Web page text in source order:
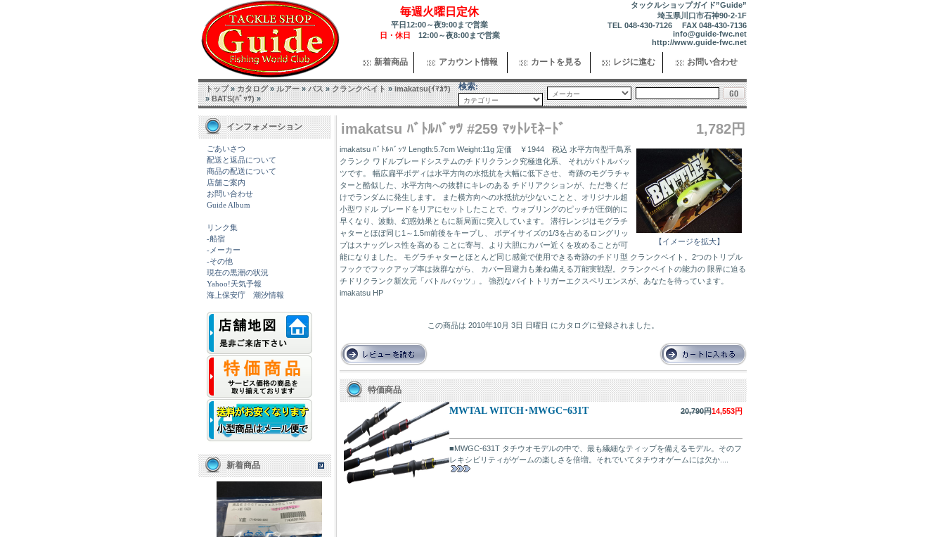
毎週火曜日定休
平日12:00～夜9:00まで営業
日・休日 12:00～夜8:00まで営業
タックルショップガイド”Guide”
埼玉県川口市石神90-2-1F
TEL 048-430-7126 FAX 048-430-7136
info@guide-fwc.net
http://www.guide-fwc.net
新着商品 アカウント情報 カートを見る レジに進む お問い合わせ
トップ»カタログ»ルアー»バス»クランクベイト»imakatsu(ｲﾏｶﾂ)
»BATS(ﾊﾞｯﾂ)»
検索:
インフォメーション
ごあいさつ
配送と返品について
商品の配送について
店舗ご案内
お問い合わせ
Guide Album
リンク集
-船宿
-メーカー
-その他
現在の黒潮の状況
Yahoo!天気予報
海上保安庁 潮汐情報
新着商品
imakatsu ﾊﾞﾄﾙﾊﾞｯﾂ #259 ﾏｯﾄﾚﾓﾈｰﾄﾞ 1,782円
【イメージを拡大】
imakatsu ﾊﾞﾄﾙﾊﾞｯﾂ Length:5.7cm Weight:11g 定価 ￥1944 税込 水平方向型千鳥系
クランク ワドルブレードシステムのチドリクランク究極進化系、 それがバトルバッ
ツです。 幅広扁平ボディは水平方向の水抵抗を大幅に低下させ、 奇跡のモグラチャ
ターと酷似した、水平方向への抜群にキレのある チドリアクションが、ただ巻くだ
けでランダムに発生します。 また横方向への水抵抗が少ないことと、オリジナル超
小型ワドル ブレードをリアにセットしたことで、ウォブリングのピッチが圧倒的に
早くなり、波動、幻惑効果ともに新局面に突入しています。 潜行レンジはモグラチ
ャターとほぼ同じ1～1.5m前後をキープし、 ボデイサイズの1/3を占めるロングリッ
プはスナッグレス性を高める ことに寄与、より大胆にカバー近くを攻めることが可
能になりました。 モグラチャターとほとんど同じ感覚で使用できる奇跡のチドリ型 クランクベイト。2つのトリプル
フックでフックアップ率は抜群ながら、 カバー回避力も兼ね備える万能実戦型。クランクベイトの能力の 限界に迫る
チドリクランク新次元「バトルバッツ」。 強烈なバイトトリガーエクスペリエンスが、あなたを待っています。
imakatsu HP
この商品は 2010年10月 3日 日曜日 にカタログに登録されました。
特価商品
MWTAL WITCH･MWGCｰ631T 20,790円14,553円
■MWGC-631T タチウオモデルの中で、最も繊細なティップを備えるモデル。そのフ
レキシビリティがゲームの楽しさを倍増。それでいてタチウオゲームには欠か....